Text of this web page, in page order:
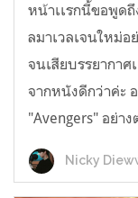
หน้าเเรกนี้ขอพูดถึ
ลมาเวลเจนใหม่อ
จนเสียบรรยากาศ
จากหนังดีกว่าค่ะ
"Avengers" อย่า
Nicky